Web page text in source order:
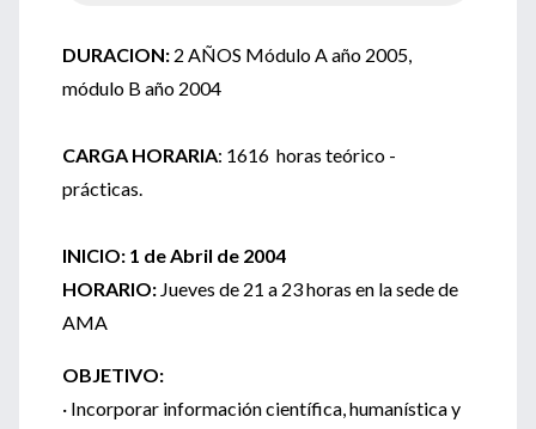
DURACION: 2 AÑOS Módulo A año 2005,
módulo B año 2004
CARGA HORARIA: 1616 horas teórico -
prácticas.
INICIO: 1 de Abril de 2004
HORARIO: Jueves de 21 a 23 horas en la sede de
AMA
OBJETIVO:
· Incorporar información científica, humanística y